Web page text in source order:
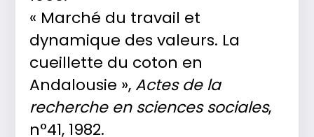
« Marché du travail et
dynamique des valeurs. La
cueillette du coton en
Andalousie », Actes de la
recherche en sciences sociales,
n°41, 1982.